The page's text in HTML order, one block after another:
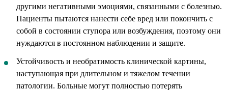
другими негативными эмоциями, связанными с болезнью.
Пациенты пытаются нанести себе вред или покончить с
собой в состоянии ступора или возбуждения, поэтому они
нуждаются в постоянном наблюдении и защите.
Устойчивость и необратимость клинической картины,
наступающая при длительном и тяжелом течении
патологии. Больные могут полностью потерять